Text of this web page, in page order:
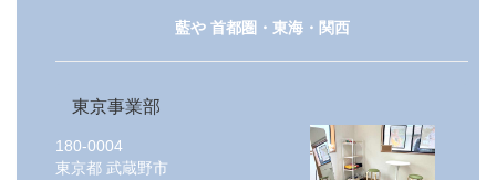
藍や 首都圏・東海・関西
東京事業部
180-0004
東京都 武蔵野市